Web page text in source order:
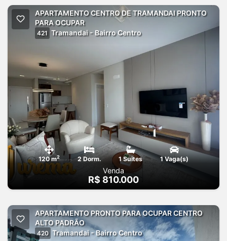
APARTAMENTO CENTRO DE TRAMANDAI PRONTO
PARA OCUPAR
421 Tramandai - Bairro Centro
120 m2 2 Dorm. 1 Suites 1 Vaga(s)
Venda
R$ 810.000
APARTAMENTO PRONTO PARA OCUPAR CENTRO
ALTO PADRÃO
420 Tramandai - Bairro Centro